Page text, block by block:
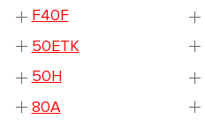
F40F
50ETK
50H
80A